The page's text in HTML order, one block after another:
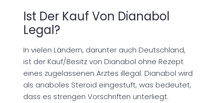
Ist Der Kauf Von Dianabol
Legal?
In vielen Ländern, darunter auch Deutschland,
ist der Kauf/Besitz von Dianabol ohne Rezept
eines zugelassenen Arztes illegal. Dianabol wird
als anaboles Steroid eingestuft, was bedeutet,
dass es strengen Vorschriften unterliegt.